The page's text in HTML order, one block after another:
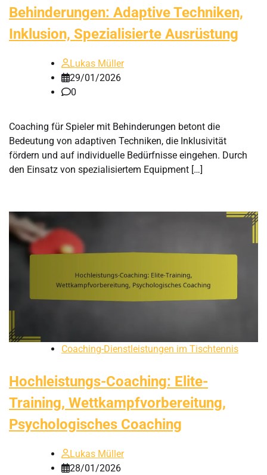
Behinderungen: Adaptive Techniken,
Inklusion, Spezialisierte Ausrüstung
Lukas Müller
29/01/2026
0
Coaching für Spieler mit Behinderungen betont die
Bedeutung von adaptiven Techniken, die Inklusivität
fördern und auf individuelle Bedürfnisse eingehen. Durch
den Einsatz von spezialisiertem Equipment […]
Coaching-Dienstleistungen im Tischtennis
Hochleistungs-Coaching: Elite-
Training, Wettkampfvorbereitung,
Psychologisches Coaching
Lukas Müller
28/01/2026